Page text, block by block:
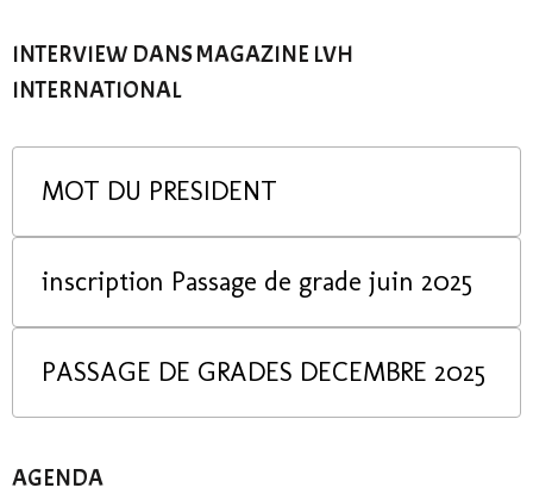
INTERVIEW DANS MAGAZINE LVH
INTERNATIONAL
MOT DU PRESIDENT
inscription Passage de grade juin 2025
PASSAGE DE GRADES DECEMBRE 2025
AGENDA